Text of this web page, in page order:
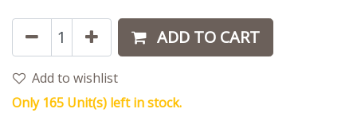
ADD TO CART
Add to wishlist
Only 165 Unit(s) left in stock.